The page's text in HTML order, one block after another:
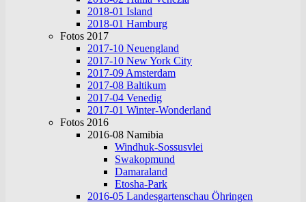
2018-01 Island
2018-01 Hamburg
Fotos 2017
2017-10 Neuengland
2017-10 New York City
2017-09 Amsterdam
2017-08 Baltikum
2017-04 Venedig
2017-01 Winter-Wonderland
Fotos 2016
2016-08 Namibia
Windhuk-Sossusvlei
Swakopmund
Damaraland
Etosha-Park
2016-05 Landesgartenschau Öhringen